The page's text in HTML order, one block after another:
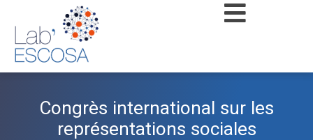
Congrès international sur les
représentations sociales